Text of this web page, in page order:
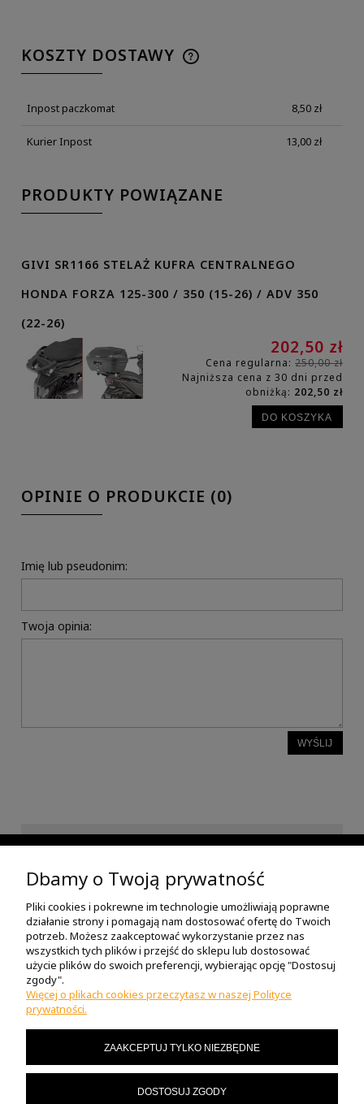
KOSZTY DOSTAWY
Inpost paczkomat 8,50 zł
Kurier Inpost 13,00 zł
PRODUKTY POWIĄZANE
GIVI SR1166 STELAŻ KUFRA CENTRALNEGO
HONDA FORZA 125-300 / 350 (15-26) / ADV 350
(22-26)
202,50 zł
Cena regularna: 250,00 zł
Najniższa cena z 30 dni przed
obniżką: 202,50 zł
DO KOSZYKA
OPINIE O PRODUKCIE (0)
Imię lub pseudonim:
Twoja opinia:
WYŚLIJ
POMOC
O NAS
MASZ PYTANIA?
Dbamy o Twoją prywatność
Pliki cookies i pokrewne im technologie umożliwiają poprawne
działanie strony i pomagają nam dostosować ofertę do Twoich
potrzeb. Możesz zaakceptować wykorzystanie przez nas
wszystkich tych plików i przejść do sklepu lub dostosować
użycie plików do swoich preferencji, wybierając opcję "Dostosuj
zgody".
Więcej o plikach cookies przeczytasz w naszej Polityce
prywatności.
ZAAKCEPTUJ TYLKO NIEZBĘDNE
DOSTOSUJ ZGODY